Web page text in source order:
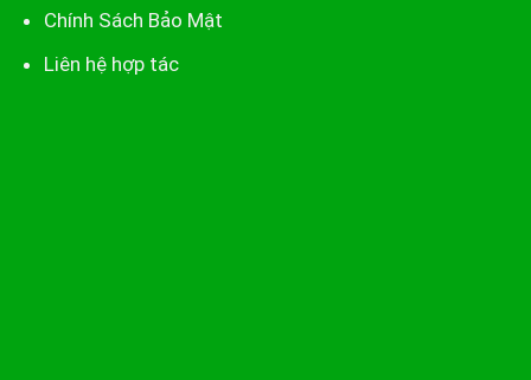
Chính Sách Bảo Mật
Liên hệ hợp tác